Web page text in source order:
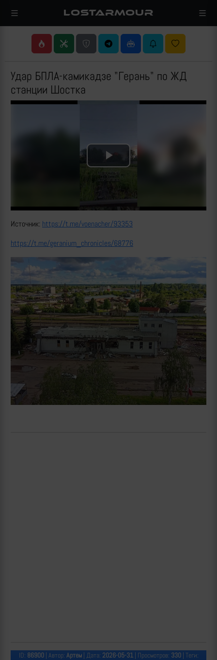
LOSTARMOUR
Удар БПЛА-камикадзе "Герань" по ЖД
станции Шостка
Play
Video
Источник: https://t.me/voenacher/93353
https://t.me/geranium_chronicles/68776
ID: 86900| Автор: Артем| Дата: 2026-05-31| Просмотров: 330| Теги: